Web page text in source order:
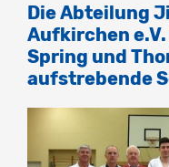
Die Abteilung
Aufkirchen
Spring und
aufstrebende